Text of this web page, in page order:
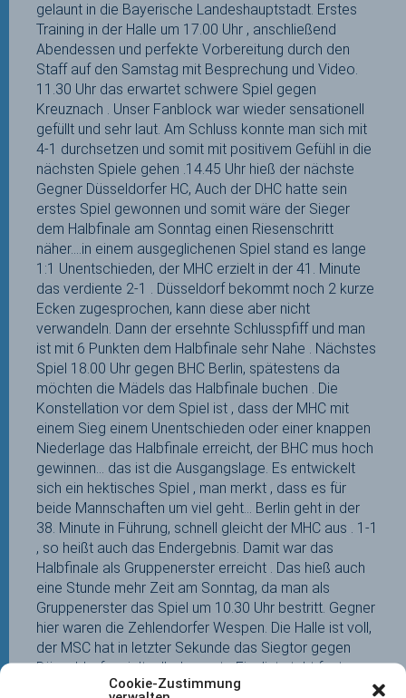
Cookie-Zustimmung
gelaunt in die Bayerische Landeshauptstadt. Erstes
Training in der Halle um 17.00 Uhr , anschließend
Abendessen und perfekte Vorbereitung durch den
Staff auf den Samstag mit Besprechung und Video.
11.30 Uhr das erwartet schwere Spiel gegen
Kreuznach . Unser Fanblock war wieder sensationell
gefüllt und sehr laut. Am Schluss konnte man sich mit
4-1 durchsetzen und somit mit positivem Gefühl in die
nächsten Spiele gehen .14.45 Uhr hieß der nächste
Gegner Düsseldorfer HC, Auch der DHC hatte sein
erstes Spiel gewonnen und somit wäre der Sieger
dem Halbfinale am Sonntag einen Riesenschritt
näher….in einem ausgeglichenen Spiel stand es lange
1:1 Unentschieden, der MHC erzielt in der 41. Minute
das verdiente 2-1 . Düsseldorf bekommt noch 2 kurze
Ecken zugesprochen, kann diese aber nicht
verwandeln. Dann der ersehnte Schlusspfiff und man
ist mit 6 Punkten dem Halbfinale sehr Nahe . Nächstes
Spiel 18.00 Uhr gegen BHC Berlin, spätestens da
möchten die Mädels das Halbfinale buchen . Die
Konstellation vor dem Spiel ist , dass der MHC mit
einem Sieg einem Unentschieden oder einer knappen
Niederlage das Halbfinale erreicht, der BHC mus hoch
gewinnen… das ist die Ausgangslage. Es entwickelt
sich ein hektisches Spiel , man merkt , dass es für
beide Mannschaften um viel geht… Berlin geht in der
38. Minute in Führung, schnell gleicht der MHC aus . 1-1
, so heißt auch das Endergebnis. Damit war das
Halbfinale als Gruppenerster erreicht . Das hieß auch
eine Stunde mehr Zeit am Sonntag, da man als
Gruppenerster das Spiel um 10.30 Uhr bestritt. Gegner
hier waren die Zehlendorfer Wespen. Die Halle ist voll,
der MSC hat in letzter Sekunde das Siegtor gegen
Düsseldorf erzielt , dh der erste Finalist steht fest.
10.30 Uhr , zweites Halbfinales